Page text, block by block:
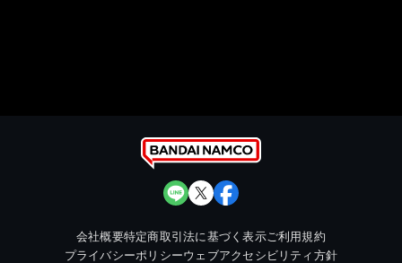
会社概要特定商取引法に基づく表示ご利用規約
プライバシーポリシーウェブアクセシビリティ方針